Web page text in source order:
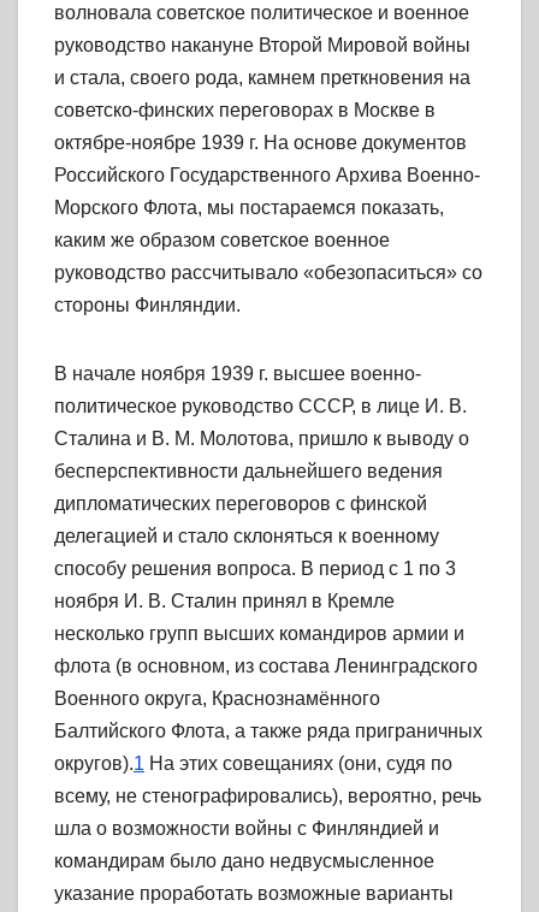
волновала советское политическое и военное
руководство накануне Второй Мировой войны
и стала, своего рода, камнем преткновения на
советско-финских переговорах в Москве в
октябре-ноябре 1939 г. На основе документов
Российского Государственного Архива Военно-
Морского Флота, мы постараемся показать,
каким же образом советское военное
руководство рассчитывало «обезопаситься» со
стороны Финляндии.
В начале ноября 1939 г. высшее военно-
политическое руководство СССР, в лице И. В.
Сталина и В. М. Молотова, пришло к выводу о
бесперспективности дальнейшего ведения
дипломатических переговоров с финской
делегацией и стало склоняться к военному
способу решения вопроса. В период с 1 по 3
ноября И. В. Сталин принял в Кремле
несколько групп высших командиров армии и
флота (в основном, из состава Ленинградского
Военного округа, Краснознамённого
Балтийского Флота, а также ряда приграничных
округов).1 На этих совещаниях (они, судя по
всему, не стенографировались), вероятно, речь
шла о возможности войны с Финляндией и
командирам было дано недвусмысленное
указание проработать возможные варианты